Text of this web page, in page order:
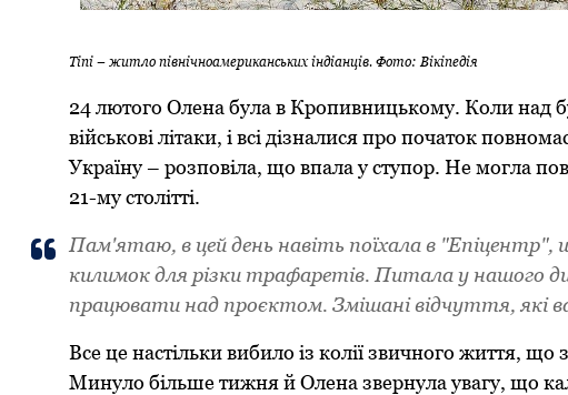
Тіпі – житло північноамериканських індіанців. Фото: Вікіпедія
24 лютого Олена була в Кропивницькому. Коли над
військові літаки, і всі дізналися про початок
Україну – розповіла, що впала у ступор. Не могла
21-му столітті.
Пам'ятаю, в цей день навіть поїхала в "Епіцентр",
килимок для різки трафаретів. Питала у нашого
працювати над проєктом. Змішані відчуття, які
Все це настільки вибило із колії звичного життя, що
Минуло більше тижня й Олена звернула увагу, що